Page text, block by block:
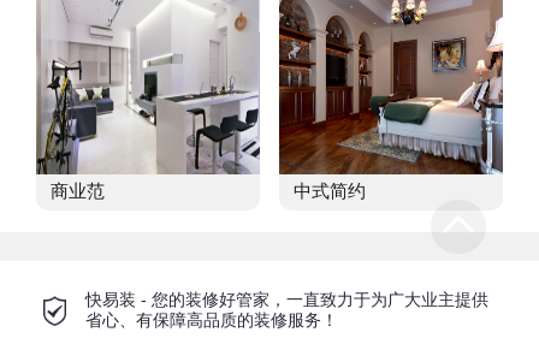
商业范 中式简约
快易装 - 您的装修好管家，一直致力于为广大业主提供
省心、有保障高品质的装修服务！